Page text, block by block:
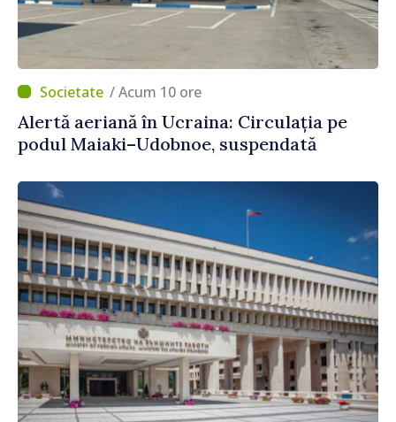
/ Acum 10 ore
Alertă aeriană în Ucraina: Circulația pe
podul Maiaki–Udobnoe, suspendată